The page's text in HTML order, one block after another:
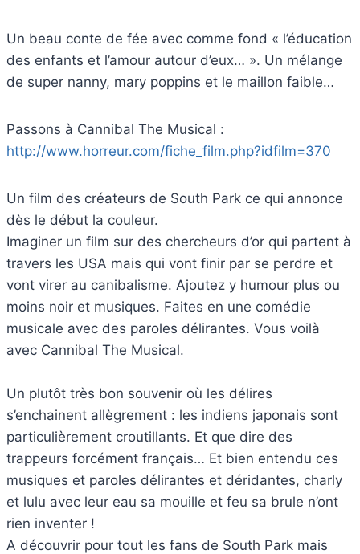
Un beau conte de fée avec comme fond « l’éducation
des enfants et l’amour autour d’eux… ». Un mélange
de super nanny, mary poppins et le maillon faible…
Passons à Cannibal The Musical :
http://www.horreur.com/fiche_film.php?idfilm=370
Un film des créateurs de South Park ce qui annonce
dès le début la couleur.
Imaginer un film sur des chercheurs d’or qui partent à
travers les USA mais qui vont finir par se perdre et
vont virer au canibalisme. Ajoutez y humour plus ou
moins noir et musiques. Faites en une comédie
musicale avec des paroles délirantes. Vous voilà
avec Cannibal The Musical.
Un plutôt très bon souvenir où les délires
s’enchainent allègrement : les indiens japonais sont
particulièrement croutillants. Et que dire des
trappeurs forcément français… Et bien entendu ces
musiques et paroles délirantes et déridantes, charly
et lulu avec leur eau sa mouille et feu sa brule n’ont
rien inventer !
A découvrir pour tout les fans de South Park mais